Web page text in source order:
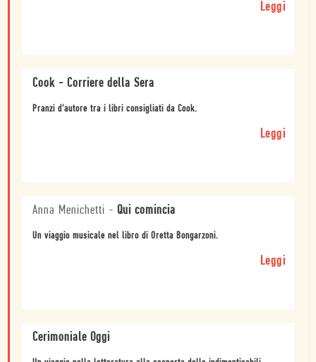
Leggi
Cook - Corriere della Sera
Pranzi d'autore tra i libri consigliati da Cook.
Leggi
Anna Menichetti - Qui comincia
Un viaggio musicale nel libro di Oretta Bongarzoni.
Leggi
Cerimoniale Oggi